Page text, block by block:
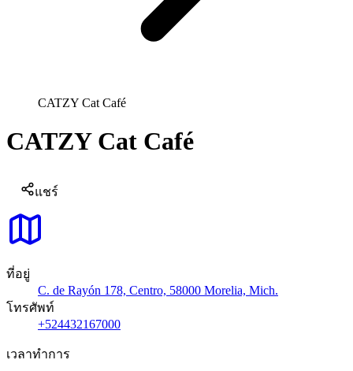
CATZY Cat Café
CATZY Cat Café
แชร์
ที่อยู่
C. de Rayón 178, Centro, 58000 Morelia, Mich.
โทรศัพท์
+524432167000
เวลาทำการ